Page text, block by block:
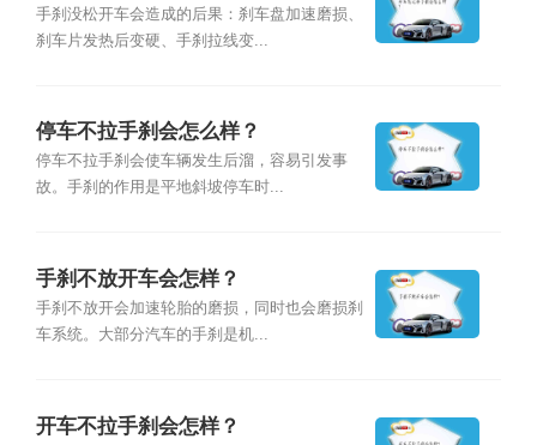
手刹没松开车会造成的后果：刹车盘加速磨损、
刹车片发热后变硬、手刹拉线变...
停车不拉手刹会怎么样？
停车不拉手刹会使车辆发生后溜，容易引发事
故。手刹的作用是平地斜坡停车时...
手刹不放开车会怎样？
手刹不放开会加速轮胎的磨损，同时也会磨损刹
车系统。大部分汽车的手刹是机...
开车不拉手刹会怎样？